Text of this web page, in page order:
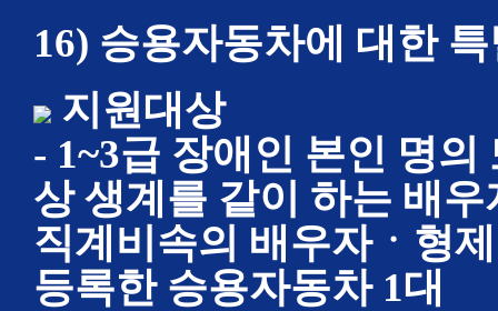
16) 승용자동차에 대한
지원대상
- 1~3급 장애인 본인 명
상 생계를 같이 하는 배
직계비속의 배우자ㆍ형
등록한 승용자동차 1대